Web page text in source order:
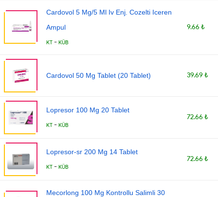
Cardovol 5 Mg/5 Ml Iv Enj. Cozelti Iceren
Ampul
KT - KÜB
9.66 ₺
Cardovol 50 Mg Tablet (20 Tablet) 39.69 ₺
Lopresor 100 Mg 20 Tablet
KT - KÜB
72.66 ₺
Lopresor-sr 200 Mg 14 Tablet
KT - KÜB
72.66 ₺
Mecorlong 100 Mg Kontrollu Salimli 30